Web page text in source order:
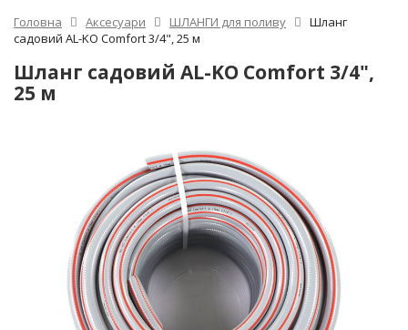
Головна Аксесуари ШЛАНГИ для поливу
Шланг
садовий AL-KO Comfort 3/4", 25 м
Шланг садовий AL-KO Comfort 3/4",
25 м